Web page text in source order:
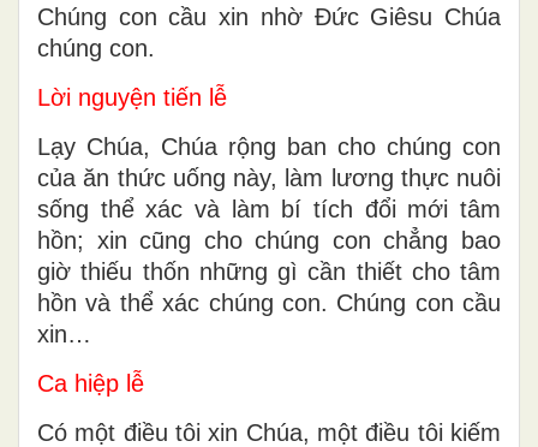
Chúng con cầu xin nhờ Đức Giêsu Chúa
chúng con.
Lời nguyện tiến lễ
Lạy Chúa, Chúa rộng ban cho chúng con
của ăn thức uống này, làm lương thực nuôi
sống thể xác và làm bí tích đổi mới tâm
hồn; xin cũng cho chúng con chẳng bao
giờ thiếu thốn những gì cần thiết cho tâm
hồn và thể xác chúng con. Chúng con cầu
xin…
Ca hiệp lễ
Có một điều tôi xin Chúa, một điều tôi kiếm